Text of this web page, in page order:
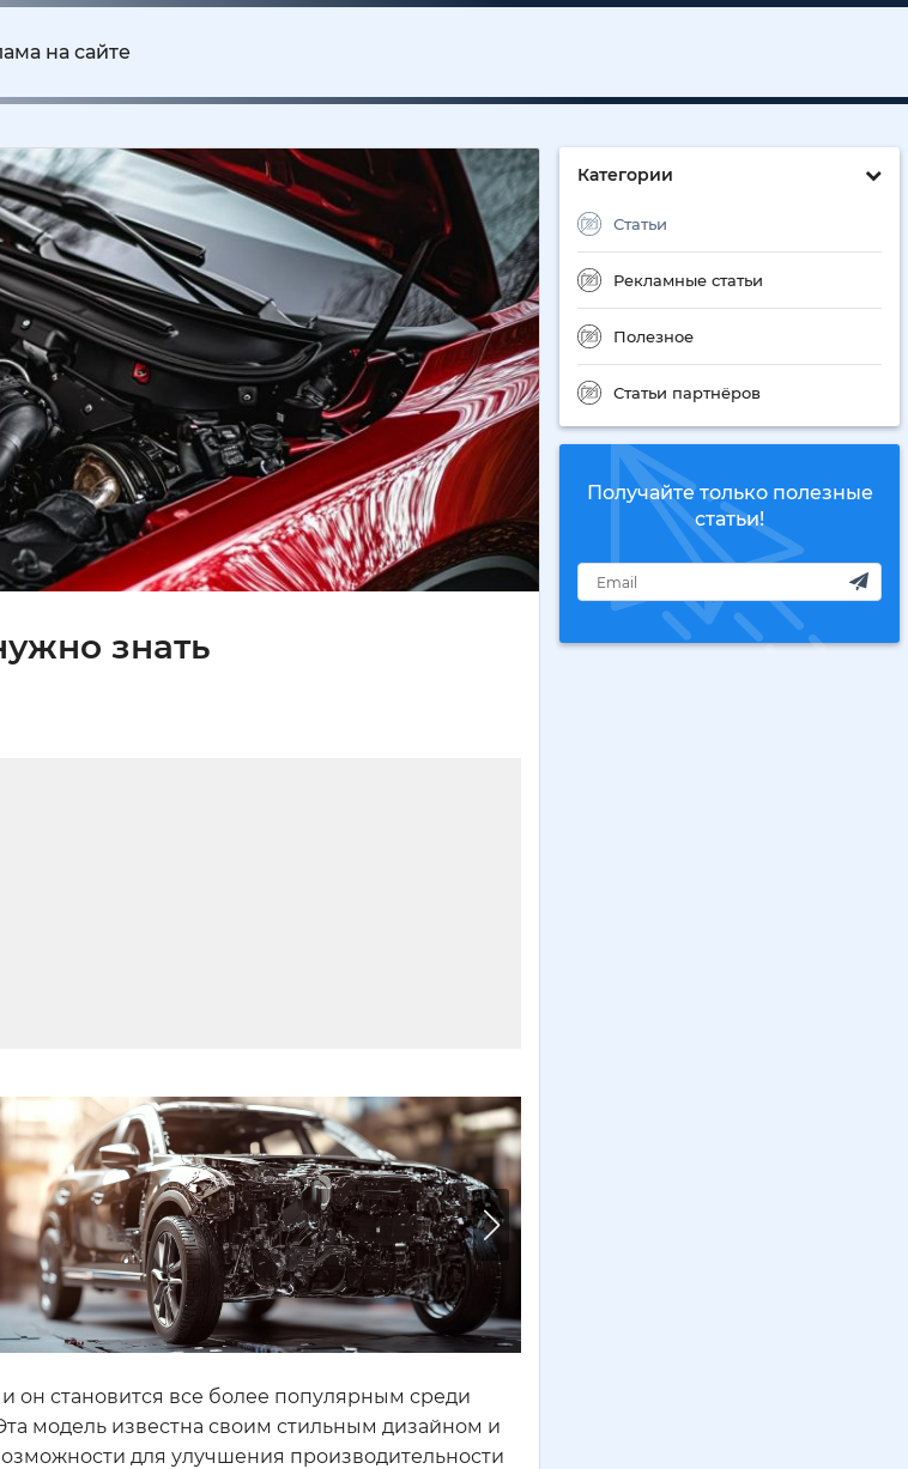
на сайте
Категории
Статьи
Рекламные статьи
Полезное
Статьи партнёров
Получайте только полезные
статьи!
знать
он становится все более популярным среди
модель известна своим стильным дизайном и
для улучшения производительности